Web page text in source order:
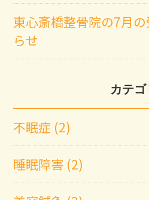
東心斎橋整骨院の7月
らせ
カテゴ
不眠症 (2)
睡眠障害 (2)